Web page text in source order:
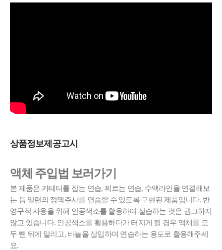
상품정보제공고시
액체 주입법 보러가기
본 제품은 카테터를 잡는 연습, 찌르는 연습, 수액라인을 연결해보
는 등 일련의 정맥주사를 연습할 수 있도록 구현된 제품입니다. 반
영구적 사용을 위해 인공색소를 활용하여 실습하는 것은 권고하지
않고 있습니다. 인공색소를 활용하다가 터지게 될 경우 액체를 모
두 뺀 뒤에 말리고, 바늘을 삽입하여 연습하는 용도로 활용해주세
요.